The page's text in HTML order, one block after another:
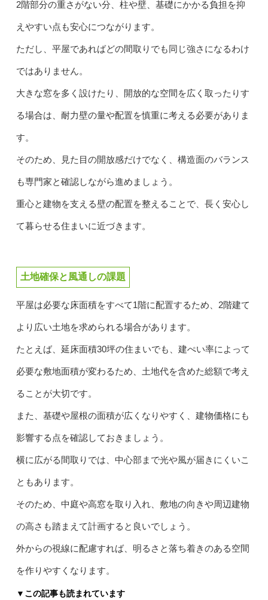
2階部分の重さがない分、柱や壁、基礎にかかる負担を抑
えやすい点も安心につながります。
ただし、平屋であればどの間取りでも同じ強さになるわけ
ではありません。
大きな窓を多く設けたり、開放的な空間を広く取ったりす
る場合は、耐力壁の量や配置を慎重に考える必要がありま
す。
そのため、見た目の開放感だけでなく、構造面のバランス
も専門家と確認しながら進めましょう。
重心と建物を支える壁の配置を整えることで、長く安心し
て暮らせる住まいに近づきます。
土地確保と風通しの課題
平屋は必要な床面積をすべて1階に配置するため、2階建て
より広い土地を求められる場合があります。
たとえば、延床面積30坪の住まいでも、建ぺい率によって
必要な敷地面積が変わるため、土地代を含めた総額で考え
ることが大切です。
また、基礎や屋根の面積が広くなりやすく、建物価格にも
影響する点を確認しておきましょう。
横に広がる間取りでは、中心部まで光や風が届きにくいこ
ともあります。
そのため、中庭や高窓を取り入れ、敷地の向きや周辺建物
の高さも踏まえて計画すると良いでしょう。
外からの視線に配慮すれば、明るさと落ち着きのある空間
を作りやすくなります。
▼この記事も読まれています